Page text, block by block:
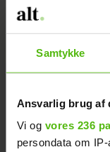
Samtykke
Ansvarlig brug af
Vi og vores 236
persondata om
Albert Harson
kysse en mand